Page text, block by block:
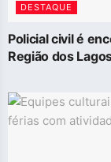
DESTAQUE
Policial civil é
Região dos